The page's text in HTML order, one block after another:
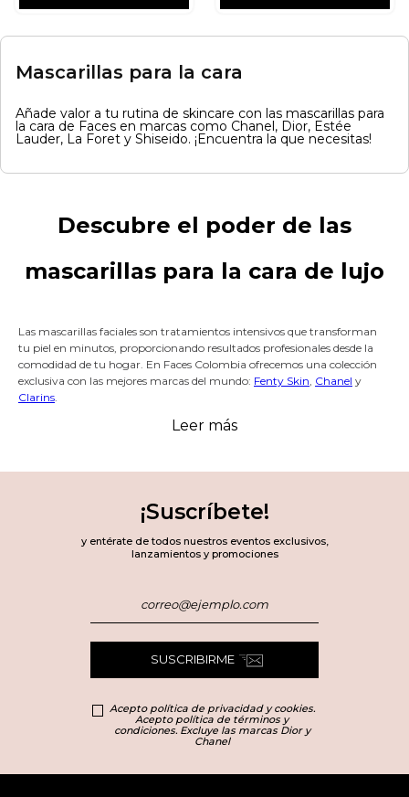
Mascarillas para la cara
Añade valor a tu rutina de skincare con las mascarillas para
la cara de Faces en marcas como Chanel, Dior, Estée
Lauder, La Foret y Shiseido. ¡Encuentra la que necesitas!
Descubre el poder de las
mascarillas para la cara de lujo
Las mascarillas faciales son tratamientos intensivos que transforman
tu piel en minutos, proporcionando resultados profesionales desde la
comodidad de tu hogar. En Faces Colombia ofrecemos una colección
exclusiva con las mejores marcas del mundo: Fenty Skin Chanel y
Clarins
Tipos de mascarillas
faciales
ingredientes como ácido hialurónico y ceramidas, ideales para pieles
secas o deshidratadas. Las fórmulasdetoxcontienen arcillas y carbón
mascarillas regeneradoras incluyen activos anti-edad que
reafirman, iluminan y difuminan líneas de expresión, y las
naturales que renuevan suavemente sin irritar.
Leer más
¡Suscríbete!
y entérate de todos nuestros eventos exclusivos,
lanzamientos y promociones
SUSCRIBIRME
Acepto política de privacidad y cookies.
Acepto política de términos y
condiciones. Excluye las marcas Dior y
Chanel